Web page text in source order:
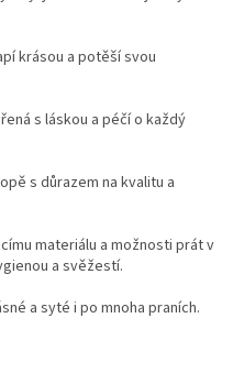
krásou a potěší svou
s láskou a péčí o každý
s důrazem na kvalitu a
materiálu a možnosti prát v
a svěžestí.
a syté i po mnoha praních.